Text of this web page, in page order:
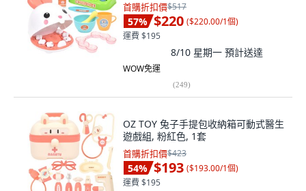
首購折扣價$517
57% $220 ($220.00/1個)
運費 $195
8/10 星期一 預計送達
WOW免運
(249)
OZ TOY 兔子手提包收納箱可動式醫生
遊戲組, 粉紅色, 1套
首購折扣價$423
54% $193 ($193.00/1個)
運費 $195